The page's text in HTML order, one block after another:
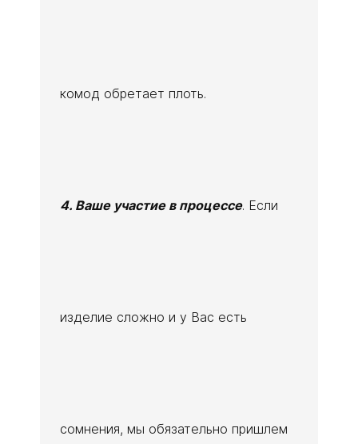
комод обретает плоть.
4. Ваше участие в процессе. Если
изделие сложно и у Вас есть
сомнения, мы обязательно пришлем